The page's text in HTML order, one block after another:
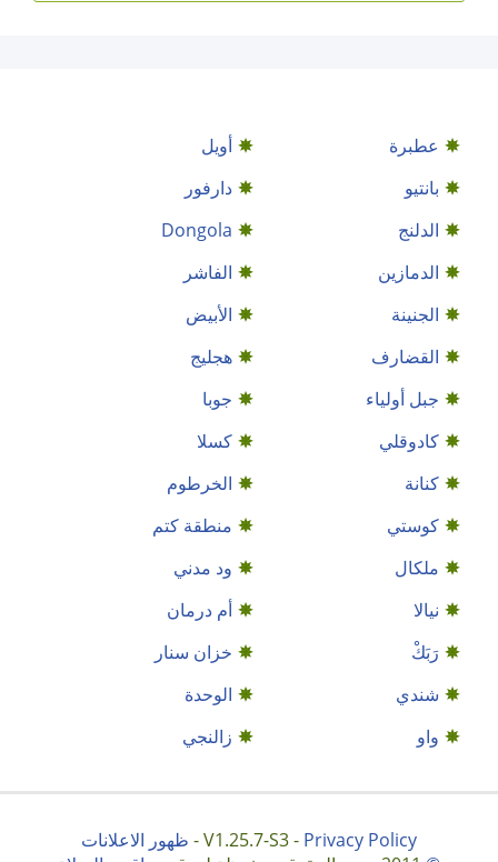
عطبرة
أويل
بانتيو
دارفور
الدلنج
Dongola
الدمازين‎
الفاشر
الجنينة
الأبيض
القضارف
هجليج
جبل أولياء
جوبا
كادوقلي
كسلا
كنانة
الخرطوم
كوستي
منطقة كتم
ملكال
ود مدني
نيالا
أم درمان
رَبَكْ
خزان سنار
شندي
الوحدة
واو
زالنجي
V1.25.7-S3 - Privacy Policy
- ظهور الاعلانات